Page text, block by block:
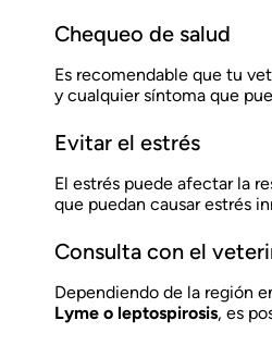
Chequeo de salud
Es recomendable que tu
y cualquier síntoma que
Evitar el estrés
El estrés puede afectar la
que puedan causar estrés
Consulta con el
Dependiendo de la región
Lyme o leptospirosis, es